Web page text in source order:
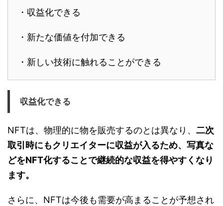
・収益化できる
・新たな価値を付加できる
・新しい技術に触れることができる
収益化できる
NFTは、物理的に物を販売するのとは異なり、 二次
取引時にもクリエイターに収益が入るため、写真な
どをNFT化することで継続的な収益を得やすくなり
ます。
さらに、NFTは今後も需要が高まることが予想され